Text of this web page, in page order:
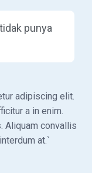
punya
adipiscing elit.
a in enim.
Aliquam convallis
at.`